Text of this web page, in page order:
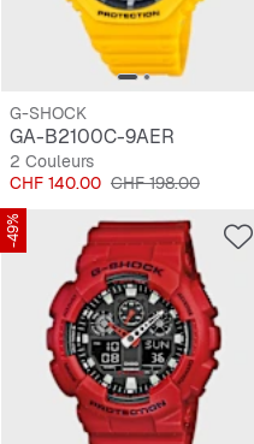
G-SHOCK
GA-B2100C-9AER
2 Couleurs
Prix
CHF 140.00 Prix original
CHF 198.00
-49%